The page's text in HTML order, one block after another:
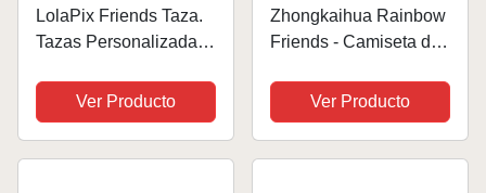
LolaPix Friends Taza.
Tazas Personalizadas.
Tazas Desayuno
Originales. Regalos
Personalizados. Tazas
Ver Producto
Zhongkaihua Rainbow
Friends - Camiseta de
adolescentes y niñas,
de verano, casual, de
anime, de manga corta,
Ver Producto